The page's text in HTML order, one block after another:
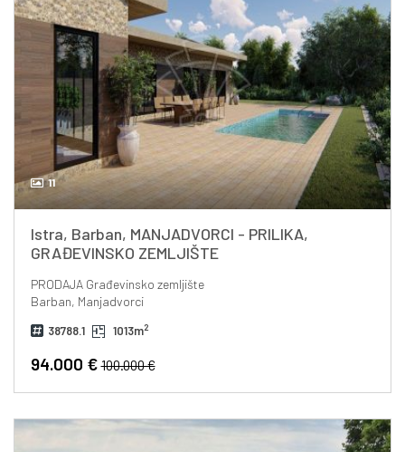
11
Istra, Barban, MANJADVORCI - PRILIKA,
GRAĐEVINSKO ZEMLJIŠTE
PRODAJAGrađevinsko zemljište
Barban, Manjadvorci
38788.1 1013m2
94.000 €100.000 €